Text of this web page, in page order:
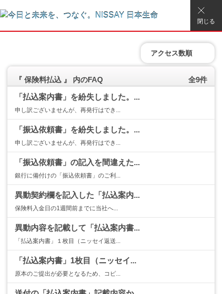
閉じる
アクセス数順
『 保険料払込 』 内のFAQ 全9件
「払込案内書」を紛失しました。...
申し訳ございませんが、再発行はでき...
「振込依頼書」を紛失しました。...
申し訳ございませんが、再発行はでき...
「振込依頼書」の記入を間違えた...
銀行に備付けの「振込依頼書」のご利...
異動契約欄を記入した「払込案内...
保険料入金日の1週間前までに当社へ...
異動内容を記載して「払込案内書...
「払込案内書」１枚目（ニッセイ返送...
「払込案内書」1枚目（ニッセイ...
原本のご提出が必要となるため、コピ...